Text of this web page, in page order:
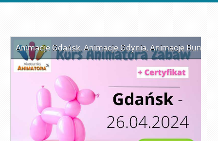
Animacje Gdańsk,Animacje Gdynia,Animacje Rumia